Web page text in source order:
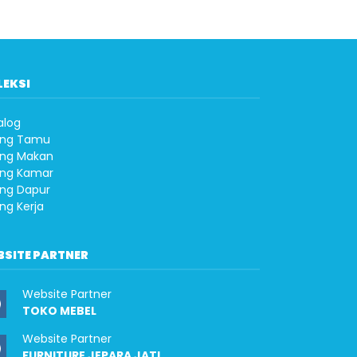
Tamu
Makan
Kamar
Dapur
Kerja
PARTNER
Website Partner
TOKO MEBEL
Website Partner